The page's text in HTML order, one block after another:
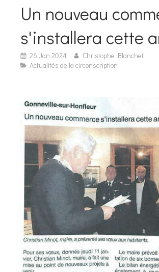
Un nouveau
s'installera cette
26 Jan 2024
Christophe Blanchet
Actualités de la circonscription